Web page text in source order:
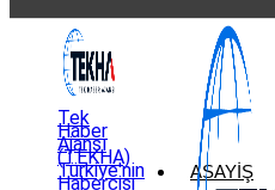
Tek
Haber
Ajansı
(TEKHA)
Türkiye'nin
Habercisi
ASAYIŞ